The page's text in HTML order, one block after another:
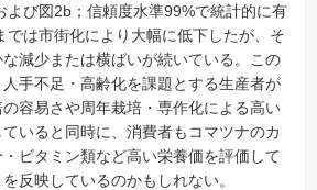
よび図2b；信頼度水準99%で統計的に有
では市街化により大幅に低下したが、そ
減少または横ばいが続いている。この
手不足・高齢化を課題とする生産者が
容易さや周年栽培・専作化による高い
いると同時に、消費者もコマツナのカ
ビタミン類など高い栄養価を評価して
反映しているのかもしれない。